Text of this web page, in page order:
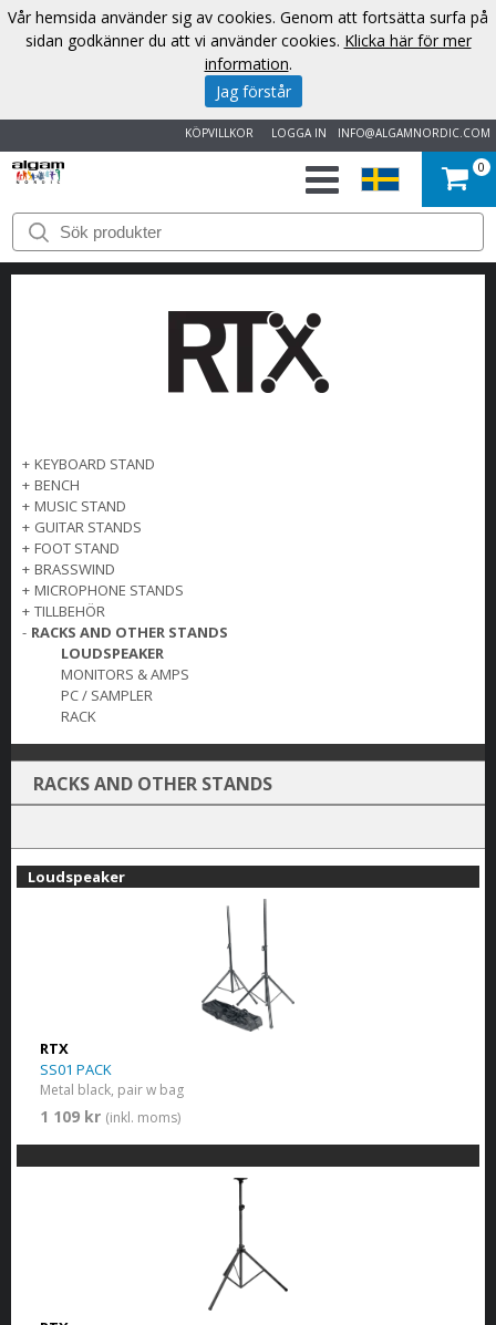
INFO@ALGAMNORDIC.COM
LOGGA IN
KÖPVILLKOR
START
VARUMÄRKEN
KONTAKT
0
+ KEYBOARD STAND
+ BENCH
+ MUSIC STAND
+ GUITAR STANDS
+ FOOT STAND
+ BRASSWIND
+ MICROPHONE STANDS
+ TILLBEHÖR
- RACKS AND OTHER STANDS
LOUDSPEAKER
MONITORS & AMPS
PC / SAMPLER
RACK
RACKS AND OTHER STANDS
Loudspeaker
RTX
SS01 PACK
Metal black, pair w bag
1 109 kr (inkl. moms)
Vår hemsida använder sig av cookies. Genom att fortsätta surfa på
sidan godkänner du att vi använder cookies. Klicka här för mer
information.
Jag förstår